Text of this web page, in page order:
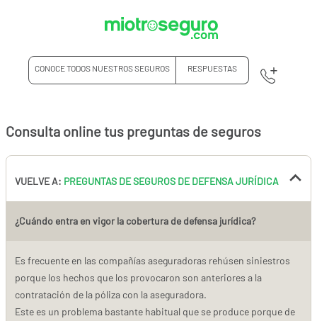
CONOCE TODOS NUESTROS SEGUROS RESPUESTAS
Consulta online tus preguntas de seguros
VUELVE A: PREGUNTAS DE SEGUROS DE DEFENSA JURÍDICA
¿Cuándo entra en vigor la cobertura de defensa jurídica?
Es frecuente en las compañías aseguradoras rehúsen siniestros
porque los hechos que los provocaron son anteriores a la
contratación de la póliza con la aseguradora.
Este es un problema bastante habitual que se produce porque de